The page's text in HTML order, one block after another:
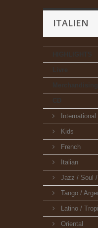
ITALIEN
HIGHLIGHTS
International
Kids
French
Italian
Jazz / Soul
Tango /
Latino /
Oriental